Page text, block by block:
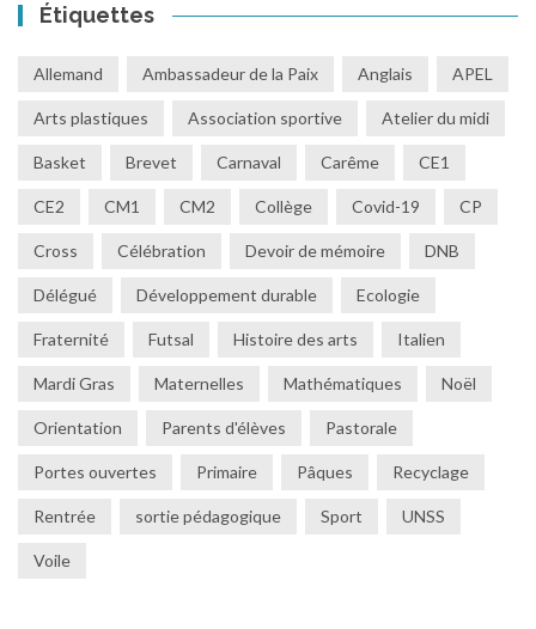
Étiquettes
Allemand Ambassadeur de la Paix Anglais APEL
Arts plastiques Association sportive Atelier du midi
Basket Brevet Carnaval Carême CE1
CE2 CM1 CM2 Collège Covid-19 CP
Cross Célébration Devoir de mémoire DNB
Délégué Développement durable Ecologie
Fraternité Futsal Histoire des arts Italien
Mardi Gras Maternelles Mathématiques Noël
Orientation Parents d'élèves Pastorale
Portes ouvertes Primaire Pâques Recyclage
Rentrée sortie pédagogique Sport UNSS
Voile